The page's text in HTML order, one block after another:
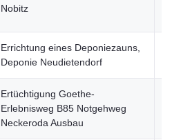
Nobitz
Errichtung eines Deponiezauns,
Deponie Neudietendorf
Ertüchtigung Goethe-
Erlebnisweg B85 Notgehweg
Neckeroda Ausbau